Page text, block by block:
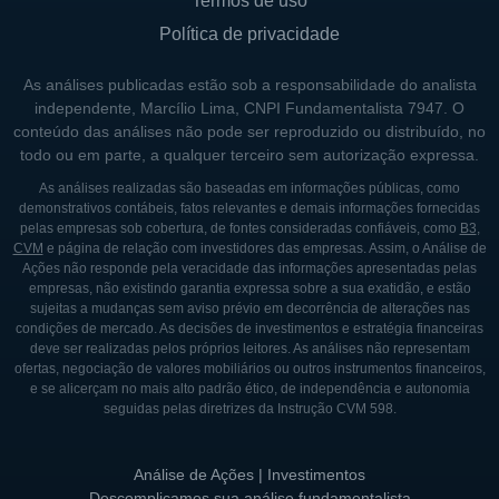
mantendo uma prática regular de repasses
mensais. A distribuição é, geralmente, feita
aluguéis e outras operações, com a intenção
de manter a transparência e o engajamento
dos investidores ao longo do tempo.
Política de privacidade
As análises publicadas estão sob a responsabilidade do analista
independente, Marcílio Lima, CNPI Fundamentalista 7947. O
conteúdo das análises não pode ser reproduzido ou distribuído, no
todo ou em parte, a qualquer terceiro sem autorização expressa.
As análises realizadas são baseadas em informações públicas, como
demonstrativos contábeis, fatos relevantes e demais informações fornecidas
pelas empresas sob cobertura, de fontes consideradas confiáveis, como B3,
CVM e página de relação com investidores das empresas. Assim, o Análise de
Ações não responde pela veracidade das informações apresentadas pelas
empresas, não existindo garantia expressa sobre a sua exatidão, e estão
sujeitas a mudanças sem aviso prévio em decorrência de alterações nas
condições de mercado. As decisões de investimentos e estratégia financeiras
deve ser realizadas pelos próprios leitores. As análises não representam
ofertas, negociação de valores mobiliários ou outros instrumentos financeiros,
e se alicerçam no mais alto padrão ético, de independência e autonomia
seguidas pelas diretrizes da Instrução CVM 598.
Análise de Ações | Investimentos